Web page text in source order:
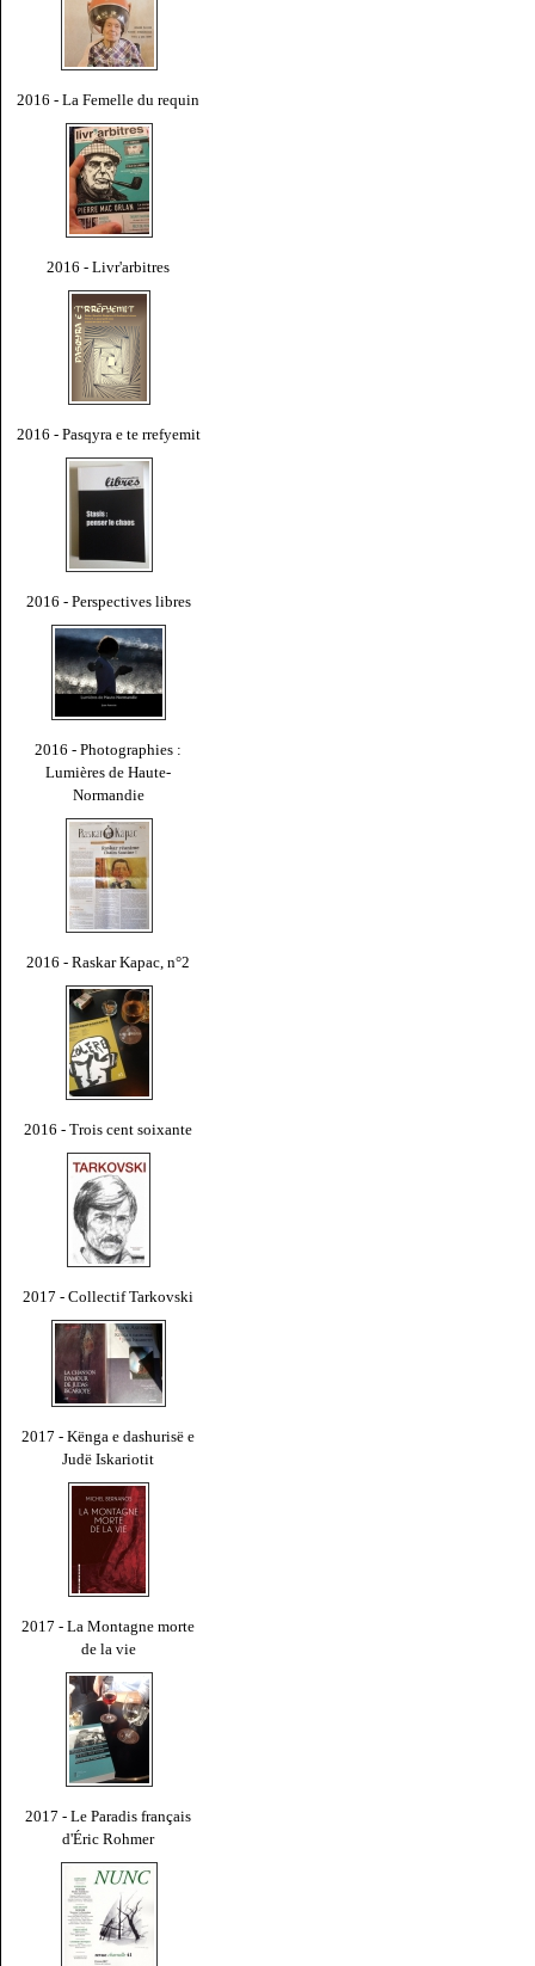
2016 - La Femelle du requin
2016 - Livr'arbitres
2016 - Pasqyra e te rrefyemit
2016 - Perspectives libres
2016 - Photographies :
Lumières de Haute-
Normandie
2016 - Raskar Kapac, n°2
2016 - Trois cent soixante
2017 - Collectif Tarkovski
2017 - Kënga e dashurisë e
Judë Iskariotit
2017 - La Montagne morte
de la vie
2017 - Le Paradis français
d'Éric Rohmer